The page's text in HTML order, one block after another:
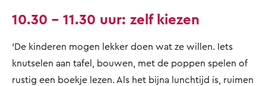
10.30 – 11.30 uur: zelf kiezen
‘De kinderen mogen lekker doen wat ze willen. Iets
knutselen aan tafel, bouwen, met de poppen spelen of
rustig een boekje lezen. Als het bijna lunchtijd is, ruimen